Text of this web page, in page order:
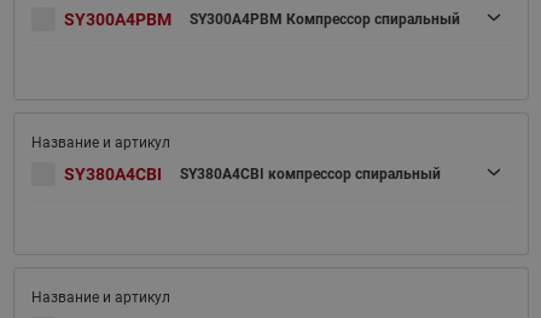
SY300A4PBM SY300A4PBM Компрессор спиральный
SY380A4CBI SY380A4CBI компрессор спиральный